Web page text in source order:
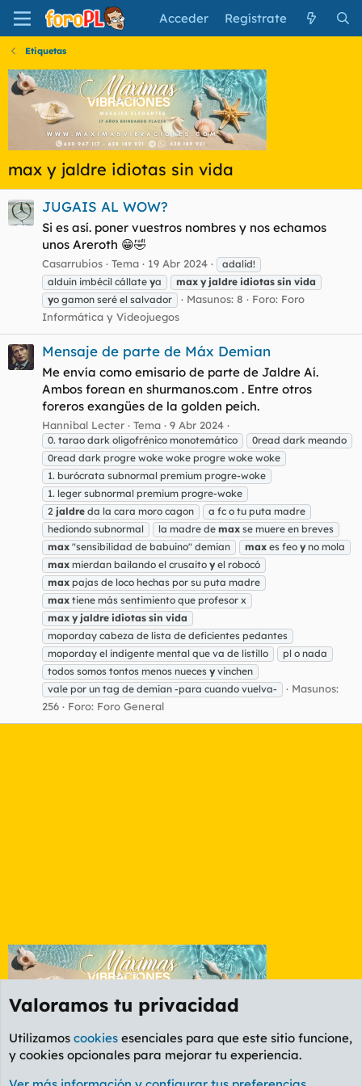
Acceder Regístrate
Etiquetas
max y jaldre idiotas sin vida
JUGAIS AL WOW?
Si es así. poner vuestros nombres y nos echamos
unos Areroth 😁🤣
Casarrubios Tema 19 Abr 2024
adalid!
alduin imbécil cállate ya max y jaldre idiotas sin vida
yo gamon seré el salvador Masunos: 8 Foro: Foro
Informática y Videojuegos
Mensaje de parte de Máx Demian
Me envía como emisario de parte de Jaldre Aí.
Ambos forean en shurmanos.com . Entre otros
foreros exangües de la golden peich.
Hannibal Lecter Tema 9 Abr 2024
0. tarao dark oligofrénico monotemático
0read dark meando
0read dark progre woke woke progre woke woke
1. burócrata subnormal premium progre-woke
1. leger subnormal premium progre-woke
2 jaldre da la cara moro cagon
a fc o tu puta madre
hediondo subnormal
la madre de max se muere en breves
max "sensibilidad de babuino" demian max es feo y no mola
max mierdan bailando el crusaito y el robocó
max pajas de loco hechas por su puta madre
max tiene más sentimiento que profesor x
max y jaldre idiotas sin vida
moporday cabeza de lista de deficientes pedantes
moporday el indigente mental que va de listillo
pl o nada
todos somos tontos menos nueces y vinchen
vale por un tag de demian -para cuando vuelva-
Masunos:
256
Foro: Foro General
Etiquetas
Valoramos tu privacidad
Utilizamos cookies esenciales para que este sitio funcione,
y cookies opcionales para mejorar tu experiencia.